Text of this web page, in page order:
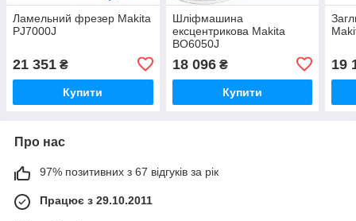
Ламельний фрезер Makita
PJ7000J
21 351 ₴
Купити
Шліфмашина
ексцентрикова Makita
BO6050J
18 096₴
Купити
19
Про нас
97% позитивних з 67 відгуків за рік
Працює з 29.10.2011